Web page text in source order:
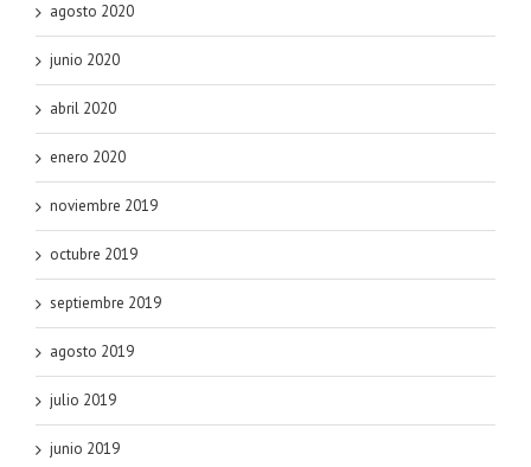
agosto 2020
junio 2020
abril 2020
enero 2020
noviembre 2019
octubre 2019
septiembre 2019
agosto 2019
julio 2019
junio 2019